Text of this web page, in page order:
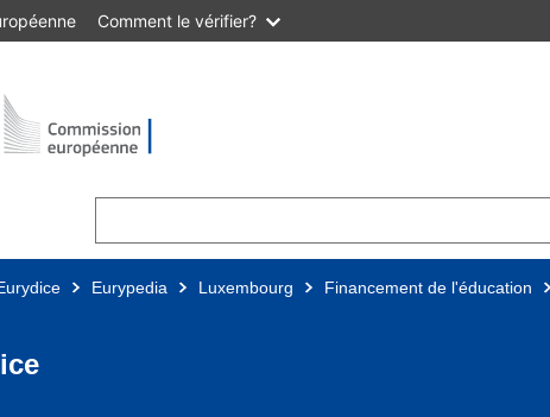
Comment le vérifier?
Eurypedia Luxembourg Financement de l'éducation